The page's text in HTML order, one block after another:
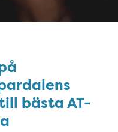
bästa AT-